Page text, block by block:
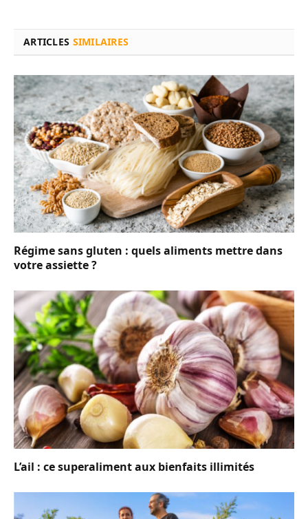
ARTICLES SIMILAIRES
Régime sans gluten : quels aliments mettre dans
votre assiette ?
L’ail : ce superaliment aux bienfaits illimités